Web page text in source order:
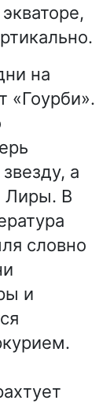
на
«Гоурби».
а
Лиры. В
словно
и